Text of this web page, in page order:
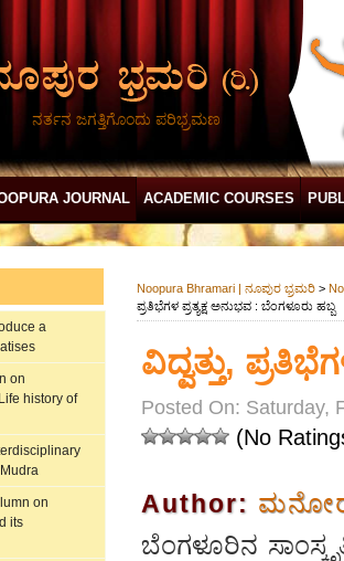
ನರ್ತನ ಜಗತ್ತಿಗೊಂದು ಪರಿಭ್ರಮಣ
JOURNAL ACADEMIC COURSES
a
on
history of
on
its
Noopura Bhramari | ನೂಪುರ ಭ್ರಮರಿ >
ಪ್ರತಿಭೆಗಳ ಪ್ರತ್ಯಕ್ಷ ಅನುಭವ : ಬೆಂಗಳೂರು ಹಬ್ಬ
ವಿದ್ವತ್ತು,
Posted On: Saturday,
(No
Author:
ಬೆಂಗಳೂರಿನ